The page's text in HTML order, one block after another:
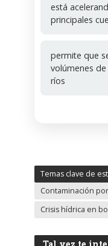
está
principales
permite que
volúmenes
ríos
Temas clave de
Contaminación
Crisis hídrica en